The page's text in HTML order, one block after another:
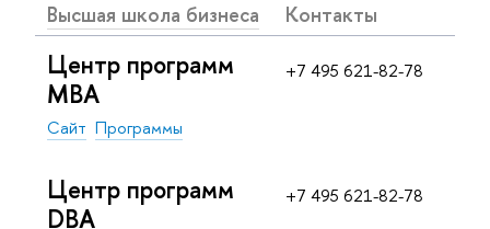
Высшая школа бизнеса Контакты
Центр программ
MBA
Сайт Программы
+7 495 621-82-78
Центр программ
DBA
+7 495 621-82-78